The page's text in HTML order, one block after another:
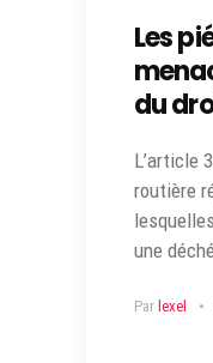
Les
du
L’article
routière
une
Par lexel